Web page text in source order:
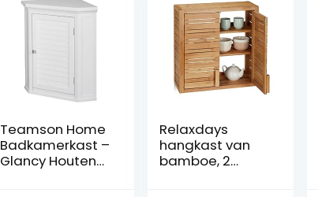
Teamson Home
Badkamerkast –
Glancy Houten
Relaxdays
hangkast van
bamboe, 2